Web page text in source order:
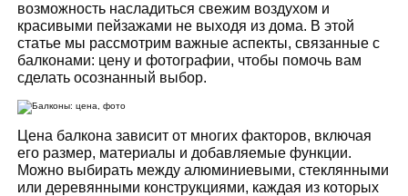
возможность насладиться свежим воздухом и
красивыми пейзажами не выходя из дома. В этой
статье мы рассмотрим важные аспекты, связанные с
балконами: цену и фотографии, чтобы помочь вам
сделать осознанный выбор.
Цена балкона зависит от многих факторов, включая
его размер, материалы и добавляемые функции.
Можно выбирать между алюминиевыми, стеклянными
или деревянными конструкциями, каждая из которых